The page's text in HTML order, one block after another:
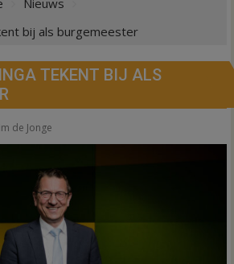
Nieuws
bij als burgemeester
TEKENT BIJ ALS
de Jonge